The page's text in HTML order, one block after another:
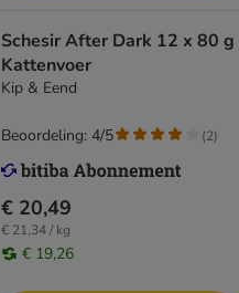
Schesir After Dark 12 x 80 g
Kattenvoer
Kip & Eend
€ 20,49
€ 21,34 / kg
€ 19,26
Beoordeling: 4/5 (2)